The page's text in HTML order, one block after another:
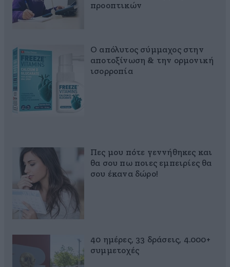
προοπτικών
Ο απόλυτος σύμμαχος στην
αποτοξίνωση & την ορμονική
ισορροπία
Πες μου πότε γεννήθηκες και
θα σου πω ποιες εμπειρίες θα
σου έκανα δώρο!
40 ημέρες, 33 δράσεις, 4.000+
συμμετοχές